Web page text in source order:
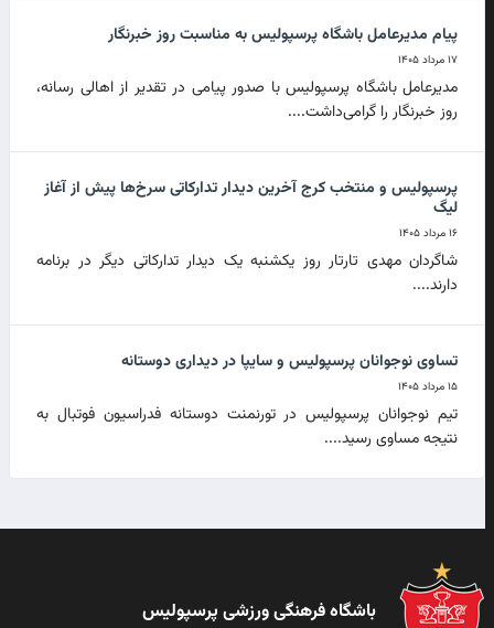
پیام مدیرعامل باشگاه پرسپولیس به مناسبت روز خبرنگار
۱۷ مرداد ۱۴۰۵
مدیرعامل باشگاه پرسپولیس با صدور پیامی در تقدیر از اهالی رسانه،
روز خبرنگار را گرامی‌داشت....
پرسپولیس و منتخب کرج آخرین دیدار تدارکاتی سرخ‌ها پیش از آغاز
لیگ
۱۶ مرداد ۱۴۰۵
شاگردان مهدی تارتار روز یکشنبه یک دیدار تدارکاتی دیگر در برنامه
دارند....
تساوی نوجوانان پرسپولیس و سایپا در دیداری دوستانه
۱۵ مرداد ۱۴۰۵
تیم نوجوانان پرسپولیس در تورنمنت دوستانه فدراسیون فوتبال به
نتیجه مساوی رسید....
باشگاه فرهنگی ورزشی پرسپولیس